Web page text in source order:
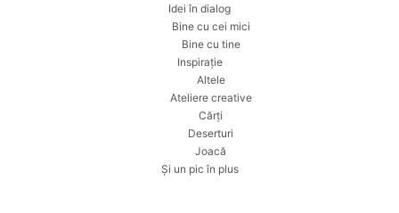
Idei în dialog
Bine cu cei mici
Bine cu tine
Inspirație
Altele
Ateliere creative
Cărți
Deserturi
Joacă
Și un pic în plus